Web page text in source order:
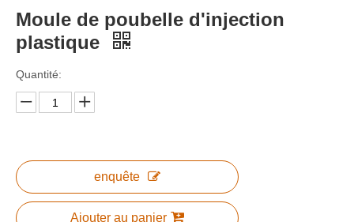
Moule de poubelle d'injection
plastique
Quantité:
enquête
Ajouter au panier